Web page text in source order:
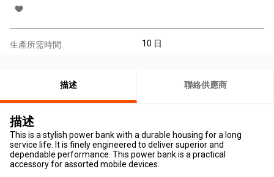
生產所需時間: 10 日
描述 聯絡供應商
描述
This is a stylish power bank with a durable housing for a long
service life. It is finely engineered to deliver superior and
dependable performance. This power bank is a practical
accessory for assorted mobile devices.